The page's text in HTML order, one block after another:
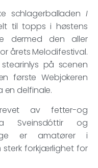
schlagerballadenI
til topps i høstens
dermed den aller
årets Melodifestival.
på scenen
første Webjokeren
en delfinale.
av fetter-og
Sveinsdóttir og
er amatører i
sterk forkjærlighet for